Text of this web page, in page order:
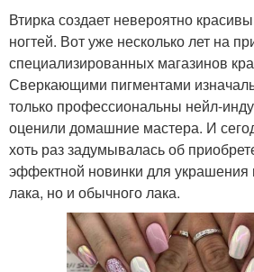
Втирка создает невероятно
ногтей. Вот уже несколько лет на
специализированных магазинов
Сверкающими пигментами
только профессиональны нейл-
оценили домашние мастера. И
хоть раз задумывалась об
эффектной новинки для украшения
лака, но и обычного лака.